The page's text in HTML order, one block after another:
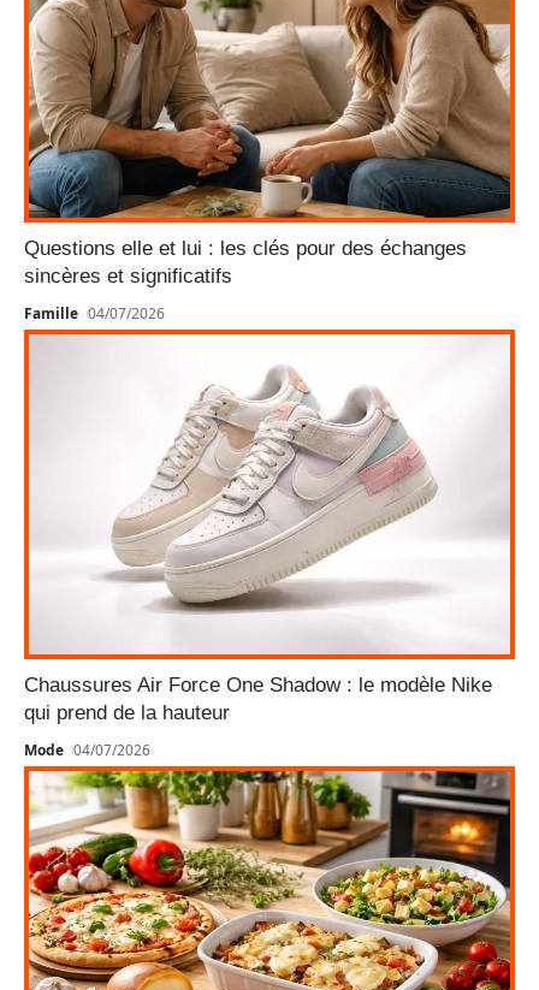
Questions elle et lui : les clés pour des échanges
sincères et significatifs
Famille 04/07/2026
Chaussures Air Force One Shadow : le modèle Nike
qui prend de la hauteur
Mode 04/07/2026